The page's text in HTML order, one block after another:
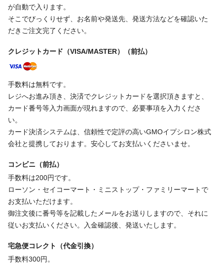
が自動で入ります。
そこでびっくりせず、お名前や発送先、発送方法などを確認いた
だきご注文完了ください。
クレジットカード（VISA/MASTER）（前払）
手数料は無料です。
レジへお進み頂き、決済でクレジットカードを選択頂きますと、
カード番号等入力画面が現れますので、必要事項を入力くださ
い。
カード決済システムは、信頼性で定評の高いGMOイプシロン株式
会社と提携しております。安心してお支払いくださいませ。
コンビニ（前払）
手数料は200円です。
ローソン・セイコーマート・ミニストップ・ファミリーマートで
お支払いただけます。
御注文後に番号等を記載したメールをお送りしますので、それに
従いお支払いください。入金確認後、発送いたします。
宅急便コレクト（代金引換）
手数料300円。